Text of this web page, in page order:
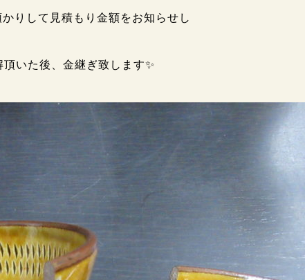
りして見積もり金額をお知らせし
頂いた後、金継ぎ致します✨